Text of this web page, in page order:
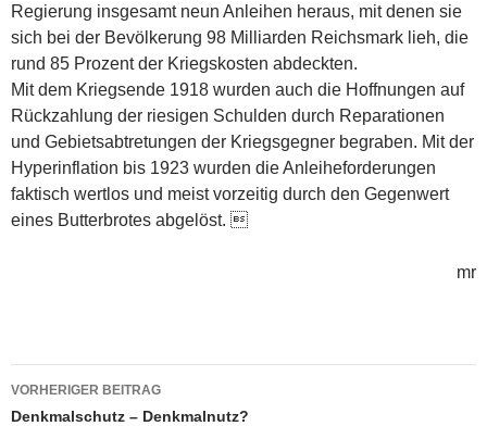
Regierung insgesamt neun Anleihen heraus, mit denen sie
sich bei der Bevölkerung 98 Milliarden Reichsmark lieh, die
rund 85 Prozent der Kriegskosten abdeckten.
Mit dem Kriegsende 1918 wurden auch die Hoffnungen auf
Rückzahlung der riesigen Schulden durch Reparationen
und Gebietsabtretungen der Kriegsgegner begraben. Mit der
Hyperinflation bis 1923 wurden die Anleiheforderungen
faktisch wertlos und meist vorzeitig durch den Gegenwert
eines Butterbrotes abgelöst. 
mr
Beitragsnavigation
VORHERIGER BEITRAG
Denkmalschutz – Denkmalnutz?